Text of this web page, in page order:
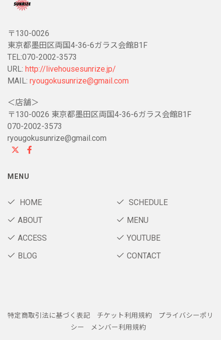
〒130-0026
東京都墨田区両国4-36-6ガラス会館B1F
TEL:070-2002-3573
URL: http://livehousesunrize.jp/
MAIL: ryougokusunrize@gmail.com
＜店舗＞
〒130-0026 東京都墨田区両国4-36-6ガラス会館B1F
070-2002-3573
ryougokusunrize@gmail.com
MENU
HOME
SCHEDULE
ABOUT
MENU
ACCESS
YOUTUBE
BLOG
CONTACT
特定商取引法に基づく表記 チケット利用規約
プライバシーポリ
シー
メンバー利用規約